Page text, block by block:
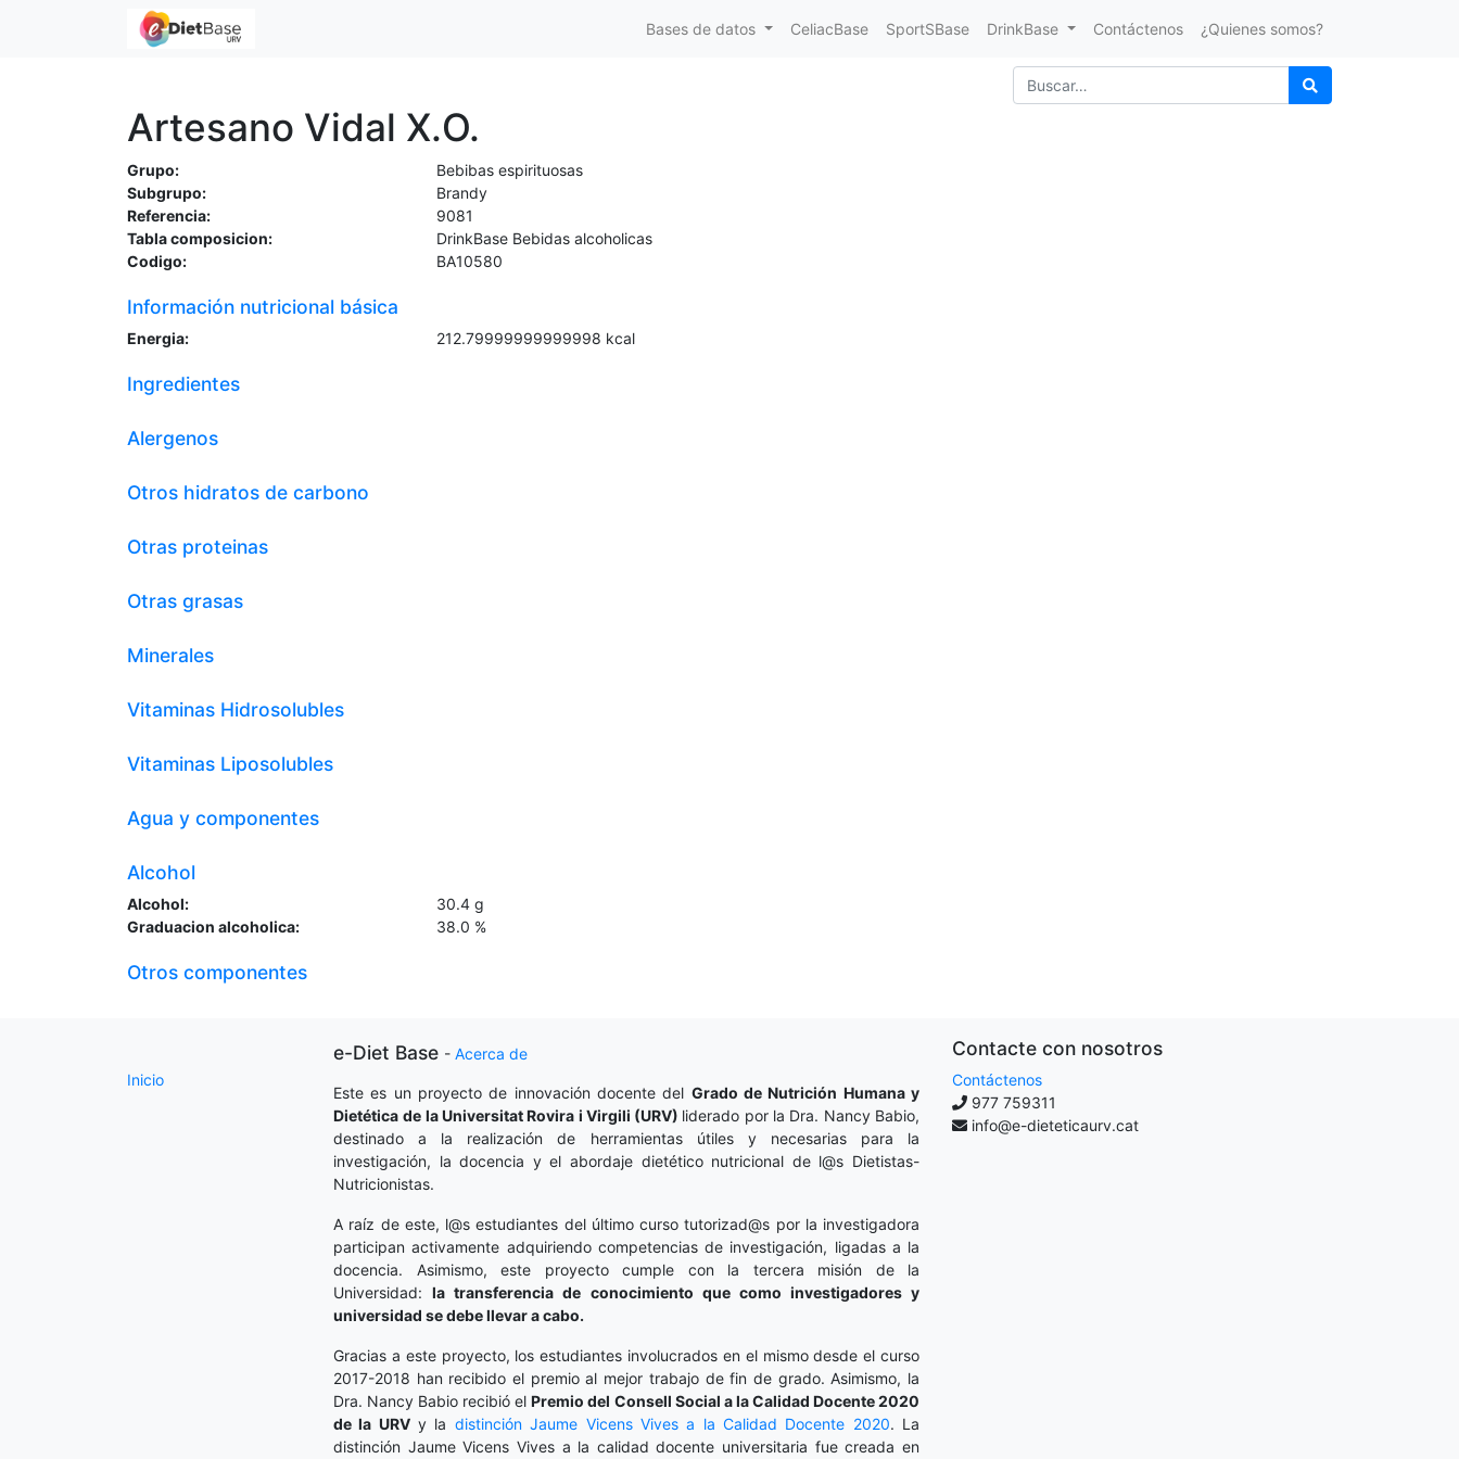
Bases de datos CeliacBase SportSBase DrinkBase Contáctenos ¿Quienes somos?
Artesano Vidal X.O.
Grupo:
Bebibas espirituosas
Subgrupo:
Brandy
Referencia:
9081
Tabla composicion:
DrinkBase Bebidas alcoholicas
Codigo:
BA10580
Información nutricional básica
Energia: 212.79999999999998 kcal
Ingredientes
Alergenos
Otros hidratos de carbono
Otras proteinas
Otras grasas
Minerales
Vitaminas Hidrosolubles
Vitaminas Liposolubles
Agua y componentes
Alcohol
Alcohol: 30.4 g
Graduacion alcoholica:
38.0 %
Otros componentes
Inicio
e-Diet Base - Acerca de
Este es un proyecto de innovación docente del Grado de Nutrición Humana y
Dietética de la Universitat Rovira i Virgili (URV) liderado por la Dra. Nancy Babio,
destinado a la realización de herramientas útiles y necesarias para la
investigación, la docencia y el abordaje dietético nutricional de l@s Dietistas-
Nutricionistas.
A raíz de este, l@s estudiantes del último curso tutorizad@s por la investigadora
participan activamente adquiriendo competencias de investigación, ligadas a la
docencia. Asimismo, este proyecto cumple con la tercera misión de la
Universidad:la transferencia de conocimiento que como investigadores y
universidad se debe llevar a cabo.
Gracias a este proyecto, los estudiantes involucrados en el mismo desde el curso
2017-2018 han recibido el premio al mejor trabajo de fin de grado. Asimismo, la
Dra. Nancy Babio recibió elPremio del Consell Social a la Calidad Docente 2020
de la URVy la distinción Jaume Vicens Vives a la Calidad Docente 2020. La
distinción Jaume Vicens Vives a la calidad docente universitaria fue creada en
Contacte con nosotros
Contáctenos
977 759311
info@e-dieteticaurv.cat